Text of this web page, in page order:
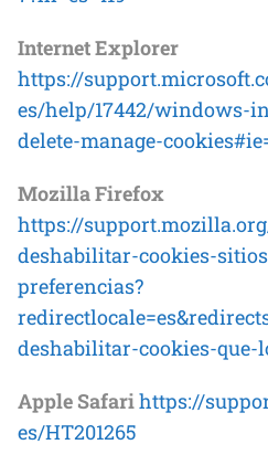
Internet Explorer
https://
es/help/17442/windows-
delete-manage-
Mozilla Firefox
https://
deshabilitar-cookies-
preferencias?
deshabilitar-cookies-que-
Apple Safarihttps://
es/HT201265